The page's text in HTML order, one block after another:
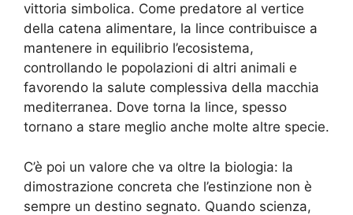
vittoria simbolica. Come predatore al vertice
della catena alimentare, la lince contribuisce a
mantenere in equilibrio l’ecosistema,
controllando le popolazioni di altri animali e
favorendo la salute complessiva della macchia
mediterranea. Dove torna la lince, spesso
tornano a stare meglio anche molte altre specie.
C’è poi un valore che va oltre la biologia: la
dimostrazione concreta che l’estinzione non è
sempre un destino segnato. Quando scienza,